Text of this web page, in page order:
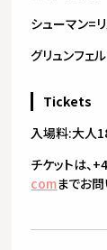
シューマン=
グリュンフェ
Tickets
入場料:大人
チケットは
comまでお